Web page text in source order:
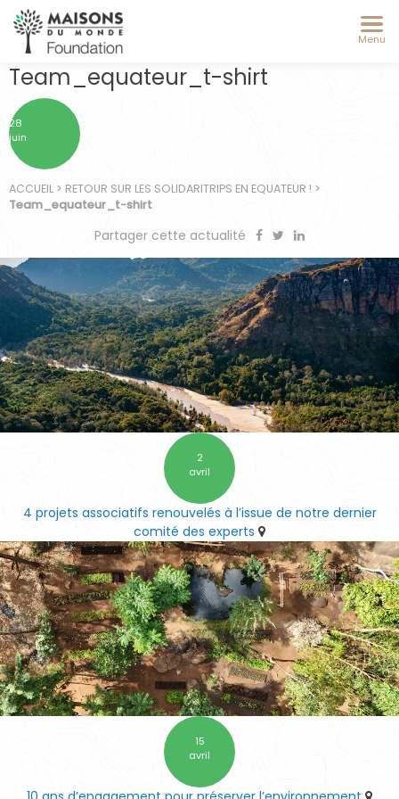
Menu
Team_equateur_t-shirt
28
juin
ACCUEIL > RETOUR SUR LES SOLIDARITRIPS EN EQUATEUR ! >
Team_equateur_t-shirt
Partager cette actualité
2
avril
4 projets associatifs renouvelés à l’issue de notre dernier
comité des experts
15
avril